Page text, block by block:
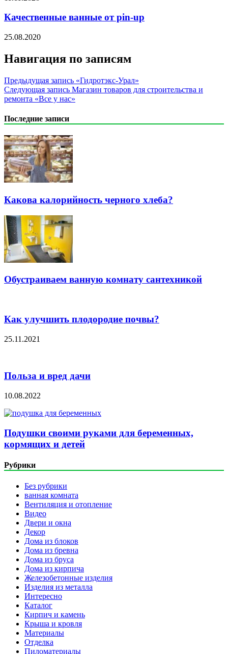
Качественные ванные от pin-up
25.08.2020
Навигация по записям
Предыдущая запись «Гидротэкс-Урал»
Следующая запись Магазин товаров для строительства и
ремонта «Все у нас»
Последние записи
Какова калорийность черного хлеба?
Обустраиваем ванную комнату сантехникой
Как улучшить плодородие почвы?
25.11.2021
Польза и вред дачи
10.08.2022
Подушки своими руками для беременных,
кормящих и детей
Рубрики
Без рубрики
ванная комната
Вентиляция и отопление
Видео
Двери и окна
Декор
Дома из блоков
Дома из бревна
Дома из бруса
Дома из кирпича
Железобетонные изделия
Изделия из металла
Интересно
Каталог
Кирпич и камень
Крыша и кровля
Материалы
Отделка
Пиломатериалы